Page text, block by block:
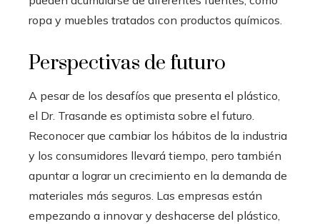
ropa y muebles tratados con productos químicos.
Perspectivas de futuro
A pesar de los desafíos que presenta el plástico,
el Dr. Trasande es optimista sobre el futuro.
Reconocer que cambiar los hábitos de la industria
y los consumidores llevará tiempo, pero también
apuntar a lograr un crecimiento en la demanda de
materiales más seguros. Las empresas están
empezando a innovar y deshacerse del plástico,